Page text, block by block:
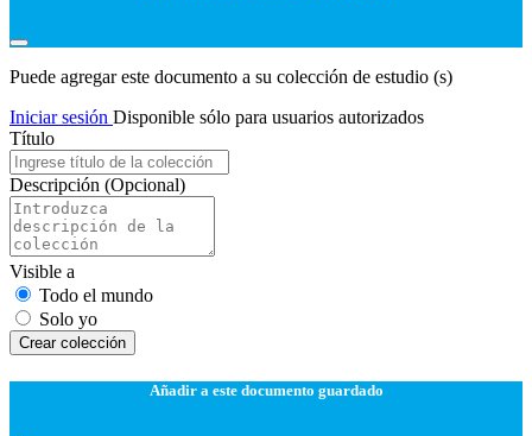
Puede agregar este documento a su colección de estudio (s)
Iniciar sesión Disponible sólo para usuarios autorizados
Título
Descripción (Opcional)
Visible a
Todo el mundo
Solo yo
Сrear colección
Añadir a este documento guardado